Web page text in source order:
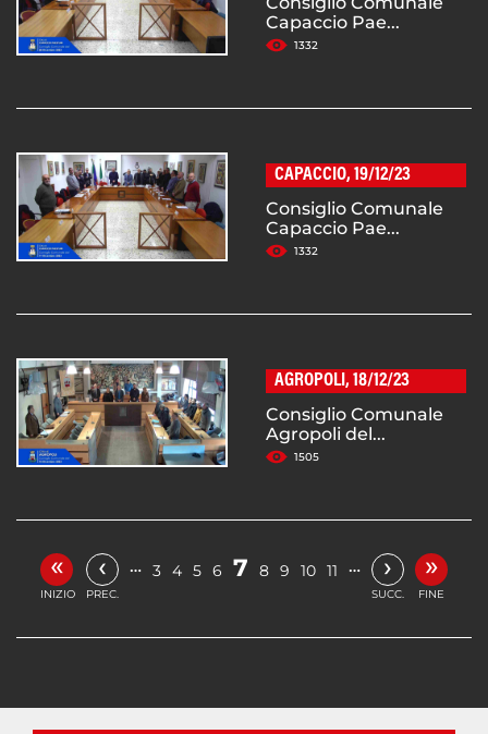
Capaccio Pae...
1332
CAPACCIO, 19/12/23
Consiglio Comunale
Capaccio Pae...
1332
AGROPOLI, 18/12/23
Consiglio Comunale
Agropoli del...
1505
«
INIZIO
‹
PREC.
… 3 4 5 6 7 8 9 10 11 … ›
SUCC.
»
FINE